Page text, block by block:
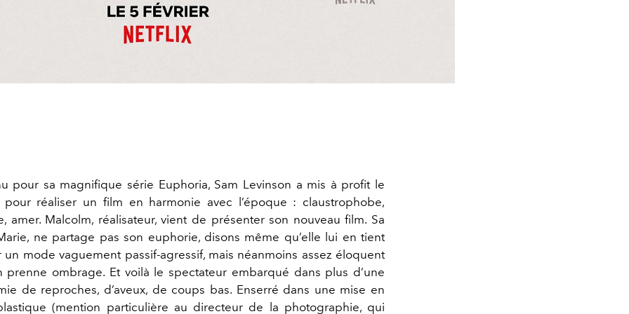
pour sa magnifique série Euphoria, Sam Levinson a mis à profit le
pour réaliser un film en harmonie avec l’époque : claustrophobe,
amer. Malcolm, réalisateur, vient de présenter son nouveau film. Sa
ne partage pas son euphorie, disons même qu’elle lui en tient
mode vaguement passif-agressif, mais néanmoins assez éloquent
prenne ombrage. Et voilà le spectateur embarqué dans plus d’une
de reproches, d’aveux, de coups bas. Enserré dans une mise en
(mention particulière au directeur de la photographie, qui